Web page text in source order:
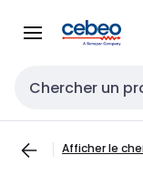
navigationau
Entrée de
Afficher le